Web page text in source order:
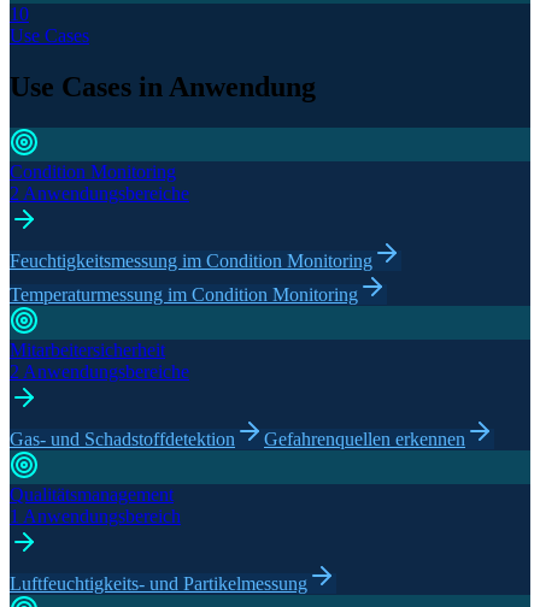
10
Use Cases
Use Cases in Anwendung
Condition Monitoring
2 Anwendungsbereiche
Feuchtigkeitsmessung im Condition Monitoring
Temperaturmessung im Condition Monitoring
Mitarbeitersicherheit
2 Anwendungsbereiche
Gas- und Schadstoffdetektion Gefahrenquellen erkennen
Qualitätsmanagement
1 Anwendungsbereich
Luftfeuchtigkeits- und Partikelmessung